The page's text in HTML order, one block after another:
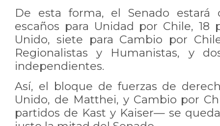
De esta forma, el Senado estará
escaños para Unidad por Chile, 18
Unido, siete para Cambio por
Regionalistas y Humanistas, y
independientes.
Así, el bloque de fuerzas de
Unido, de Matthei, y Cambio por
partidos de Kast y Kaiser— se